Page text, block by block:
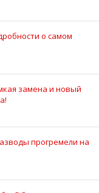
о самом
замена и новый
прогремели на